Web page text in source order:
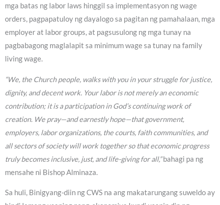
mga batas ng labor laws hinggil sa implementasyon ng wage
orders, pagpapatuloy ng dayalogo sa pagitan ng pamahalaan, mga
employer at labor groups, at pagsusulong ng mga tunay na
pagbabagong maglalapit sa minimum wage sa tunay na family
living wage.
“We, the Church people, walks with you in your struggle for justice,
dignity, and decent work. Your labor is not merely an economic
contribution; it is a participation in God’s continuing work of
creation. We pray—and earnestly hope—that government,
employers, labor organizations, the courts, faith communities, and
all sectors of society will work together so that economic progress
truly becomes inclusive, just, and life-giving for all,”bahagi pa ng
mensahe ni Bishop Alminaza.
Sa huli, Binigyang-diin ng CWS na ang makatarungang suweldo ay